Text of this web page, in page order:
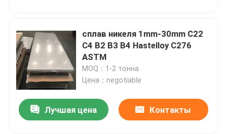
О нас
Путешествие фабрики
Проверка качества
сплав никеля 1mm-30mm C22
C4 B2 B3 B4 Hastelloy C276
ASTM
MOQ：1-2 тонна
Цена：negotiable
Лучшая цена Контакты